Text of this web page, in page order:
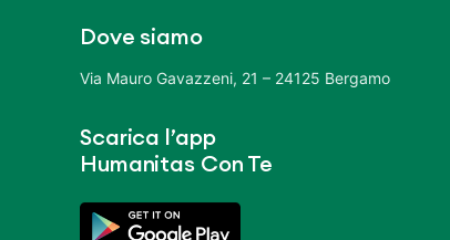
Dove siamo
Via Mauro Gavazzeni, 21 – 24125 Bergamo
Scarica l’app
Humanitas Con Te